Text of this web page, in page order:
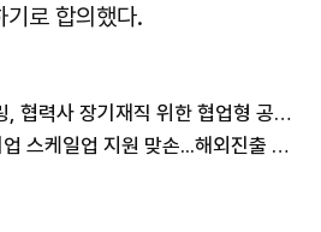
기로 합의했다.
중진공-현대엔지니어링, 협력사 장기재직 위한 협업형 공제 추진
중진공·신보, 유망 중기업 스케일업 지원 맞손...해외진출 강화